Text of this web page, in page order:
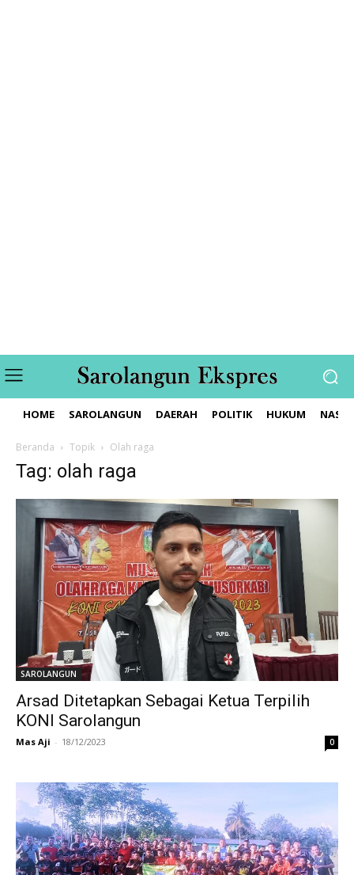
HOME SAROLANGUN DAERAH POLITIK HUKUM
Beranda Topik Olah raga
Tag: olah raga
SAROLANGUN
Arsad Ditetapkan Sebagai Ketua Terpilih
KONI Sarolangun
Mas Aji - 18/12/2023 0